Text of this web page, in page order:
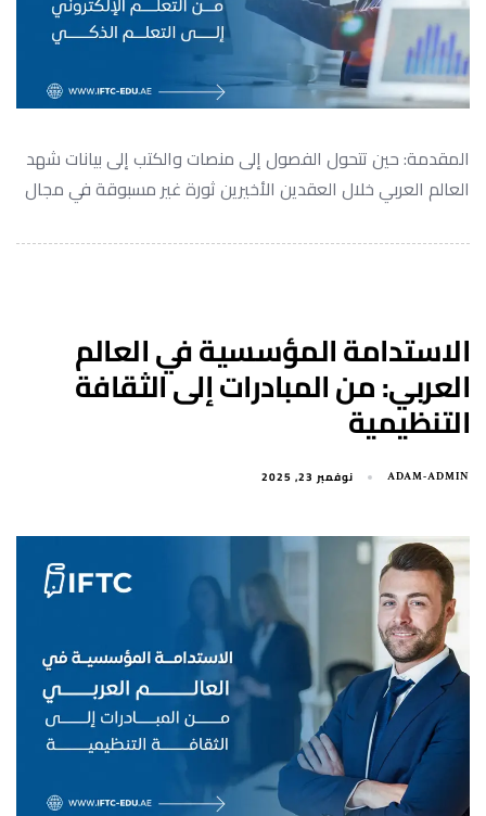
المقدمة: حين تتحول الفصول إلى منصات والكتب إلى بيانات شهد
العالم العربي خلال العقدين الأخيرين ثورة غير مسبوقة في مجال
الاستدامة المؤسسية في العالم
العربي: من المبادرات إلى الثقافة
التنظيمية
ADAM-ADMIN نوفمبر 23, 2025